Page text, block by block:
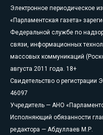
Электронное периодическое
«Парламентская газета»
Федеральной службе по
связи, информационных
массовых коммуникаций
августа 2011 года. 18+
Свидетельство о
46097
Учредитель — АНО
Исполняющий обязанности
редактора — Абдуллаев М.Р.